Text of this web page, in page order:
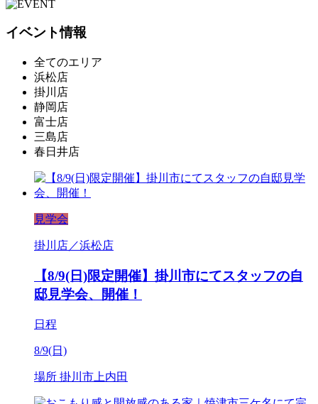
イベント情報
全てのエリア
浜松店
掛川店
静岡店
富士店
三島店
春日井店
見学会
掛川店／浜松店
【8/9(日)限定開催】掛川市にてスタッフの自
邸見学会、開催！
日程
8/9(日)
場所 掛川市上内田